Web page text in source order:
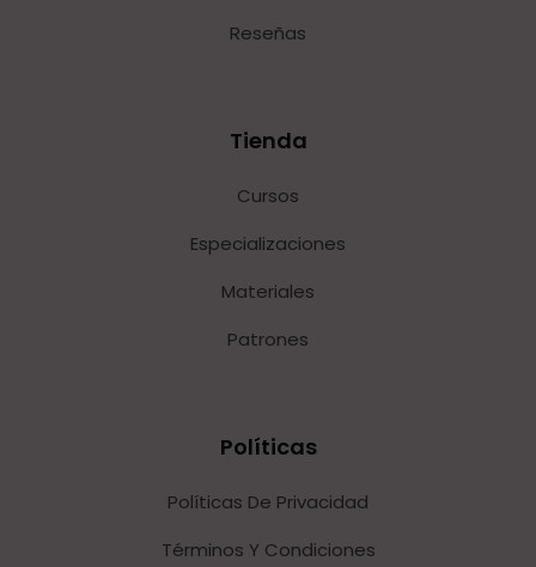
Reseñas
Tienda
Cursos
Especializaciones
Materiales
Patrones
Políticas
Políticas De Privacidad
Términos Y Condiciones